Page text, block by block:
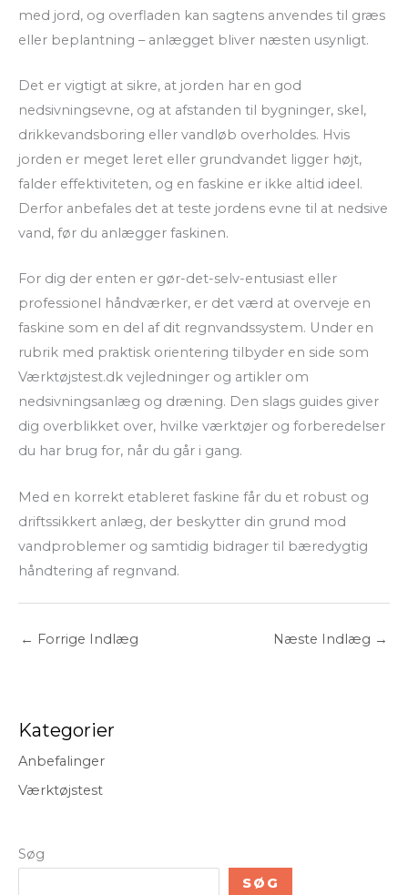
med jord, og overfladen kan sagtens anvendes til græs
eller beplantning – anlægget bliver næsten usynligt.
Det er vigtigt at sikre, at jorden har en god
nedsivningsevne, og at afstanden til bygninger, skel,
drikkevandsboring eller vandløb overholdes. Hvis
jorden er meget leret eller grundvandet ligger højt,
falder effektiviteten, og en faskine er ikke altid ideel.
Derfor anbefales det at teste jordens evne til at nedsive
vand, før du anlægger faskinen.
For dig der enten er gør-det-selv-entusiast eller
professionel håndværker, er det værd at overveje en
faskine som en del af dit regnvandssystem. Under en
rubrik med praktisk orientering tilbyder en side som
Værktøjstest.dk vejledninger og artikler om
nedsivningsanlæg og dræning. Den slags guides giver
dig overblikket over, hvilke værktøjer og forberedelser
du har brug for, når du går i gang.
Med en korrekt etableret faskine får du et robust og
driftssikkert anlæg, der beskytter din grund mod
vandproblemer og samtidig bidrager til bæredygtig
håndtering af regnvand.
← Forrige Indlæg Næste Indlæg →
Kategorier
Anbefalinger
Værktøjstest
Søg
SØG